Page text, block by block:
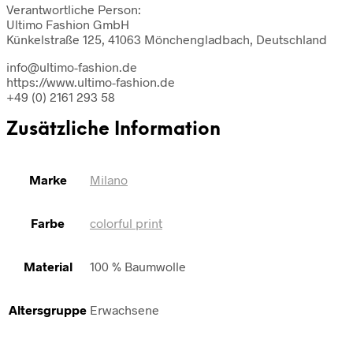
Verantwortliche Person:
Ultimo Fashion GmbH
Künkelstraße 125, 41063 Mönchengladbach, Deutschland
info@ultimo-fashion.de
https://www.ultimo-fashion.de
+49 (0) 2161 293 58
Zusätzliche Information
Marke Milano
Farbe colorful print
Material 100 % Baumwolle
Altersgruppe Erwachsene